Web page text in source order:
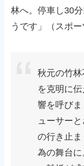
林へ。停車し30
うです」（スポー
秋元の竹
を克明に
響を呼び
ューサー
の行き止
為の舞台